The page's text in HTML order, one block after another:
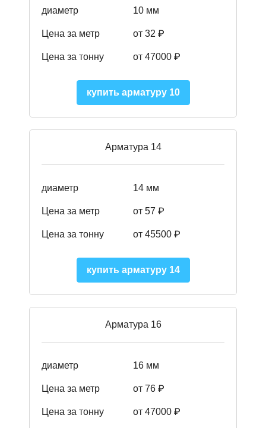
диаметр 10 мм
Цена за метр от 32 ₽
Цена за тонну от 47000 ₽
купить арматуру 10
Арматура 14
диаметр 14 мм
Цена за метр от 57 ₽
Цена за тонну от 45500 ₽
купить арматуру 14
Арматура 16
диаметр 16 мм
Цена за метр от 76 ₽
Цена за тонну от 47000 ₽